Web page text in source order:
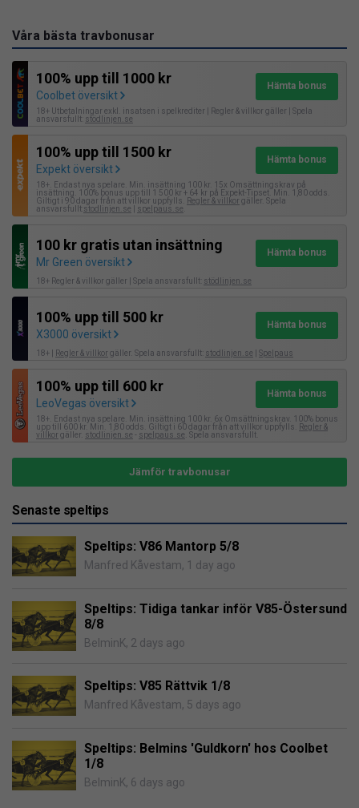
Våra bästa travbonusar
100% upp till 1000 kr
Coolbet översikt
Hämta bonus
18+ Utbetalningar exkl. insatsen i spelkrediter | Regler & villkor gäller | Spela
ansvarsfullt: stödlinjen.se
100% upp till 1500 kr
Expekt översikt
Hämta bonus
18+. Endast nya spelare. Min. insättning 100 kr. 15x Omsättningskrav på
insättning. 100% bonus upp till 1 500 kr + 64 kr på Expekt-Tipset. Min. 1,80 odds.
Giltigt i 90 dagar från att villkor uppfylls.
Regler & villkor gäller. Spela
ansvarsfullt: stodlinjen.se spelpaus.se
100 kr gratis utan insättning
Mr Green översikt
Hämta bonus
18+ Regler & villkor gäller | Spela ansvarsfullt: stödlinjen.se
100% upp till 500 kr
X3000 översikt
Hämta bonus
18+ | Regler & villkor gäller. Spela ansvarsfullt: stodlinjen.se Spelpaus
100% upp till 600 kr
LeoVegas översikt
Hämta bonus
18+. Endast nya spelare. Min. insättning 100 kr. 6x Omsättningskrav. 100% bonus
upp till 600 kr. Min. 1,80 odds. Giltigt i 60 dagar från att villkor uppfylls.
Regler &
villkor gäller. stodlinjen.se - spelpaus.se . Spela ansvarsfullt.
Jämför travbonusar
Senaste speltips
Speltips: V86 Mantorp 5/8
Manfred Kåvestam, 1 day ago
Speltips: Tidiga tankar inför V85-Östersund
8/8
BelminK, 2 days ago
Speltips: V85 Rättvik 1/8
Manfred Kåvestam, 5 days ago
Speltips: Belmins 'Guldkorn' hos Coolbet
1/8
BelminK, 6 days ago